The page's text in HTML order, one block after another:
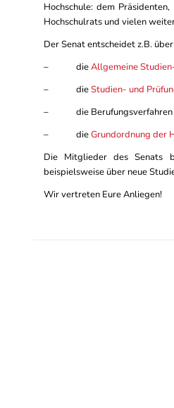
Hochschule: dem
Hochschulrats und vielen
Der Senat entscheidet z.B.
– dieAllgemeine
– dieStudien- und
– die Berufungsverfahren
– dieGrundordnung der
Die Mitglieder des Senats
beispielsweise über neue
Wir vertreten Eure Anliegen!